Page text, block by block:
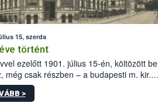
15, szerda
történt
ezelőtt 1901. július 15-én, költözött be
még csak részben – a budapesti m. kir.
állomás a Kis Rókus utca
alatti, Czigler Győző által tervezett új
>